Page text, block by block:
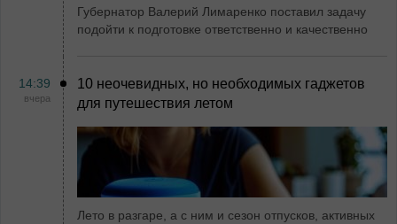
Губернатор Валерий Лимаренко поставил задачу
подойти к подготовке ответственно и качественно
14:39
вчера
10 неочевидных, но необходимых гаджетов
для путешествия летом
Лето в разгаре, а с ним и сезон отпусков, активных